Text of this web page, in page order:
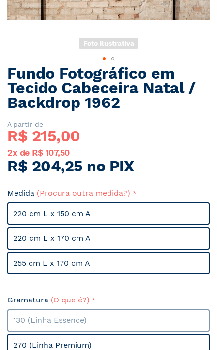
Foto Ilustrativa
Saltar
para
o
início
Galeria
de
imagens
Fundo Fotográfico em
Tecido Cabeceira Natal /
Backdrop 1962
A partir de
R$ 215,00
2x de R$ 107,50
R$ 204,25 no PIX
Medida (Procura outra medida?)
220 cm L x 150 cm A
220 cm L x 170 cm A
255 cm L x 170 cm A
Gramatura (O que é?)
130 (Linha Essence)
270 (Linha Premium)